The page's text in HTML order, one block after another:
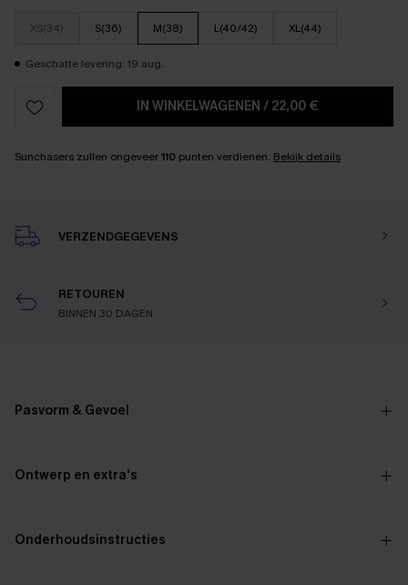
XS(34) S(36) M(38) L(40/42) XL(44)
Geschatte levering: 19 aug.
IN WINKELWAGENEN / 22,00 €
Sunchasers zullen ongeveer110 punten verdienen. Bekijk details
VERZENDGEGEVENS
RETOUREN
BINNEN 30 DAGEN
Pasvorm & Gevoel
Ontwerp en extra's
Onderhoudsinstructies